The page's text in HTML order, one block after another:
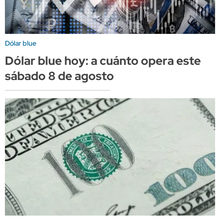
Dólar blue
Dólar blue hoy: a cuánto opera este
sábado 8 de agosto